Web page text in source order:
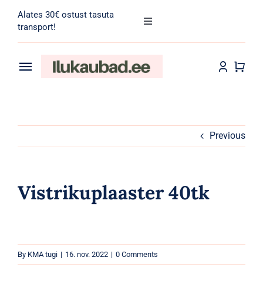
content
Alates 30€ ostust tasuta
transport!
Toggle
for:
Toggle
Meik
Parfüümid
Previous
Vistrikuplaaster 40tk
By KMA tugi | 16. nov. 2022 | 0 Comments